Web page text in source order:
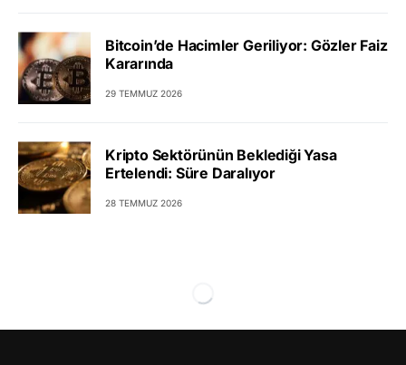
Bitcoin’de Hacimler Geriliyor: Gözler Faiz
Kararında
29 TEMMUZ 2026
Kripto Sektörünün Beklediği Yasa
Ertelendi: Süre Daralıyor
28 TEMMUZ 2026